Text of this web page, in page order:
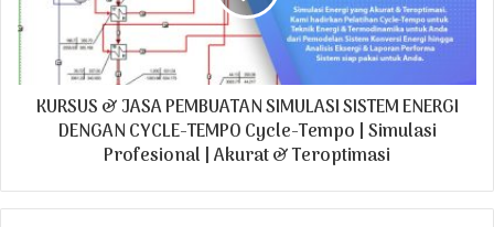
KURSUS & JASA PEMBUATAN SIMULASI SISTEM ENERGI
DENGAN CYCLE-TEMPO Cycle-Tempo | Simulasi
Profesional | Akurat & Teroptimasi